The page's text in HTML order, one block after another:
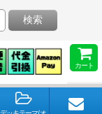
カート
検索